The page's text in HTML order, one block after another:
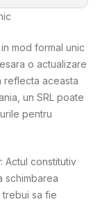
mod formal unic
o actualizare
reflecta aceasta
un SRL poate
pentru
: Actul constitutiv
schimbarea
trebui sa fie